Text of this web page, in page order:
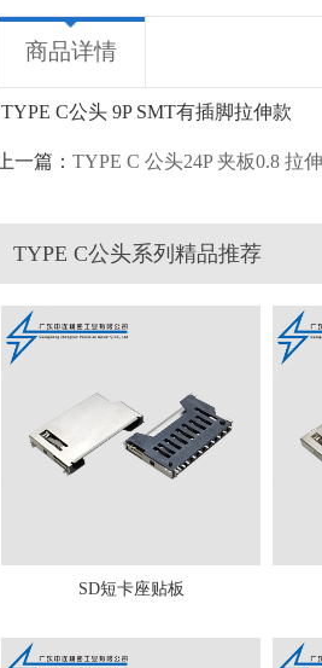
商品详情
TYPE C公头 9P SMT有插脚拉伸款
上一篇： TYPE C 公头24P 夹板0.8 拉
TYPE C公头系列精品推荐
SD短卡座贴板